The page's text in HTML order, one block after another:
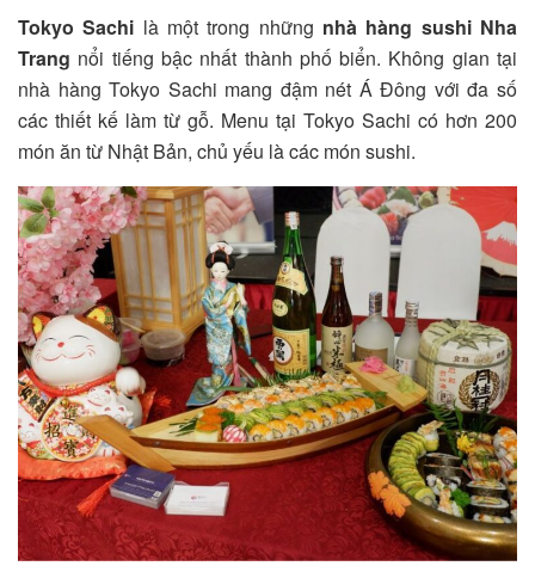
Tokyo Sachi là một trong những nhà hàng sushi Nha
Trang nổi tiếng bậc nhất thành phố biển. Không gian tại
nhà hàng Tokyo Sachi mang đậm nét Á Đông với đa số
các thiết kế làm từ gỗ. Menu tại Tokyo Sachi có hơn 200
món ăn từ Nhật Bản, chủ yếu là các món sushi.